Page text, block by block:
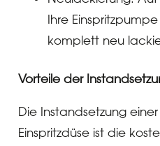
Ihre
komplett neu
Vorteile der
Die Instandsetzung
Einspritzdüse ist die